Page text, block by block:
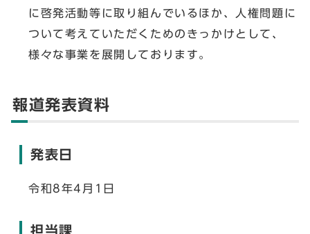
に啓発活動等に取り組んでいるほか、人権問題に
ついて考えていただくためのきっかけとして、
様々な事業を展開しております。
報道発表資料
発表日
令和8年4月1日
担当課